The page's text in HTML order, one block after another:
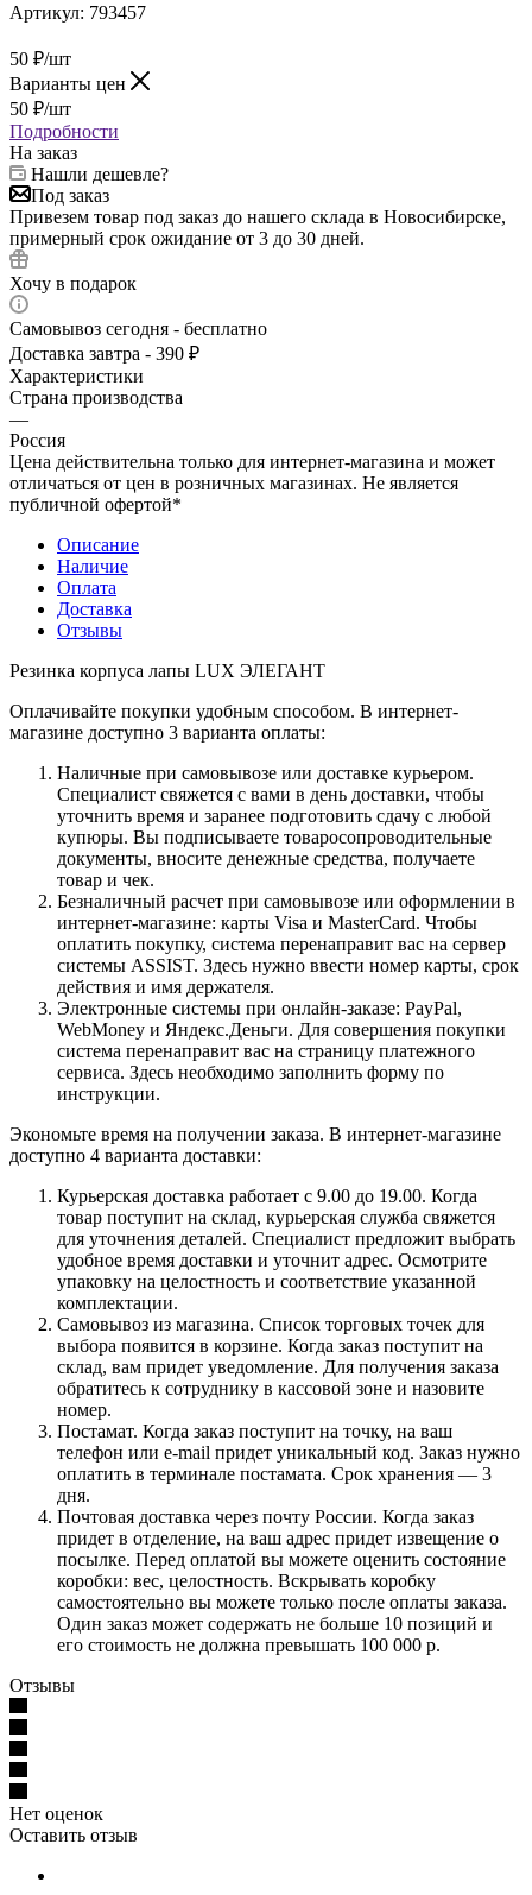
Артикул: 793457
50 ₽/шт
Варианты цен
50 ₽/шт
Подробности
На заказ
Нашли дешевле?
Под заказ
Привезем товар под заказ до нашего склада в Новосибирске,
примерный срок ожидание от 3 до 30 дней.
Хочу в подарок
Самовывоз сегодня - бесплатно
Доставка завтра - 390 ₽
Характеристики
Страна производства
—
Россия
Цена действительна только для интернет-магазина и может
отличаться от цен в розничных магазинах. Не является
публичной офертой*
Описание
Наличие
Оплата
Доставка
Отзывы
Резинка корпуса лапы LUX ЭЛЕГАНТ
Оплачивайте покупки удобным способом. В интернет-
магазине доступно 3 варианта оплаты:
Наличные при самовывозе или доставке курьером.
Специалист свяжется с вами в день доставки, чтобы
уточнить время и заранее подготовить сдачу с любой
купюры. Вы подписываете товаросопроводительные
документы, вносите денежные средства, получаете
товар и чек.
Безналичный расчет при самовывозе или оформлении в
интернет-магазине: карты Visa и MasterCard. Чтобы
оплатить покупку, система перенаправит вас на сервер
системы ASSIST. Здесь нужно ввести номер карты, срок
действия и имя держателя.
Электронные системы при онлайн-заказе: PayPal,
WebMoney и Яндекс.Деньги. Для совершения покупки
система перенаправит вас на страницу платежного
сервиса. Здесь необходимо заполнить форму по
инструкции.
Экономьте время на получении заказа. В интернет-магазине
доступно 4 варианта доставки:
Курьерская доставка работает с 9.00 до 19.00. Когда
товар поступит на склад, курьерская служба свяжется
для уточнения деталей. Специалист предложит выбрать
удобное время доставки и уточнит адрес. Осмотрите
упаковку на целостность и соответствие указанной
комплектации.
Самовывоз из магазина. Список торговых точек для
выбора появится в корзине. Когда заказ поступит на
склад, вам придет уведомление. Для получения заказа
обратитесь к сотруднику в кассовой зоне и назовите
номер.
Постамат. Когда заказ поступит на точку, на ваш
телефон или e-mail придет уникальный код. Заказ нужно
оплатить в терминале постамата. Срок хранения — 3
дня.
Почтовая доставка через почту России. Когда заказ
придет в отделение, на ваш адрес придет извещение о
посылке. Перед оплатой вы можете оценить состояние
коробки: вес, целостность. Вскрывать коробку
самостоятельно вы можете только после оплаты заказа.
Один заказ может содержать не больше 10 позиций и
его стоимость не должна превышать 100 000 р.
Отзывы
Нет оценок
Оставить отзыв